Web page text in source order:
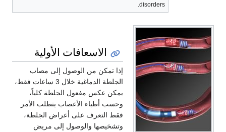
disorders.
الانتشار
الاسعافات الأولية
إذا تمكن من الوصول إلى مصاب
الجلطة الدماغية خلال 3 ساعات فقط،
يمكن عكس مفعول الجلطة كلياً،
وحسب أطباء الأعصاب يتطلب الأمر
فقط التعرف على أعراض الجلطة،
وتشخيصها والوصول إلى مريض